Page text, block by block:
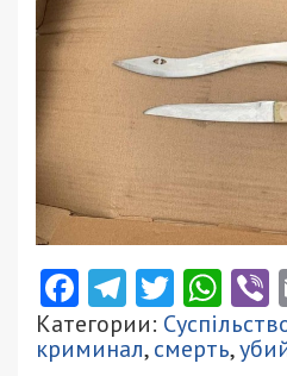
Facebook
Telegram
Категории:
криминал,смерть,